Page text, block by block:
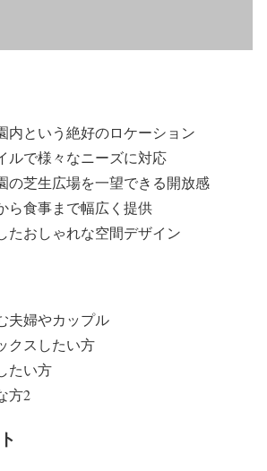
内という絶好のロケーション
ルで様々なニーズに対応
の芝生広場を一望できる開放感
ら食事まで幅広く提供
たおしゃれな空間デザイン
夫婦やカップル
クスしたい方
たい方
方2